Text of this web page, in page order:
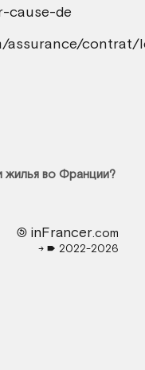
cause-de
assurance/
жилья во Франции?
🄎 inFrancer.com